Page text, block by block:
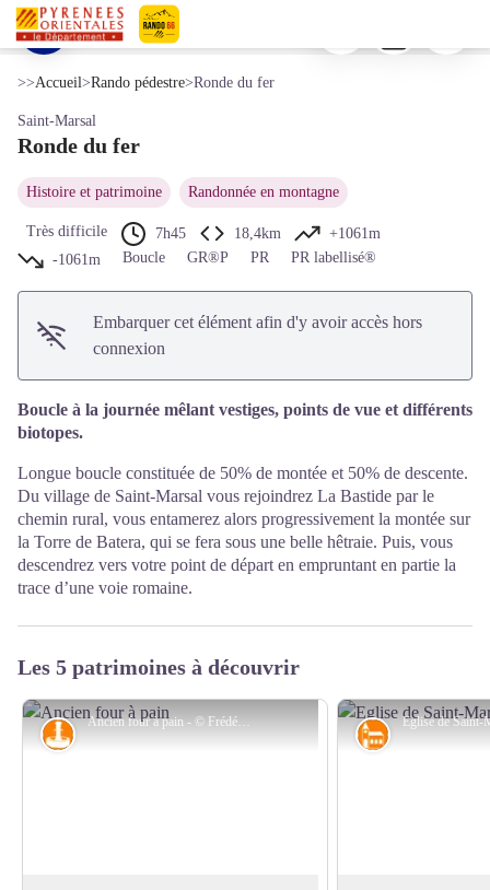
Pyrénées-Orientales Le Département
Ronde du fer
Voir l'image en plein écran
>>Accueil>Rando pédestre>Ronde du fer
Saint-Marsal
Ronde du fer
Histoire et patrimoine Randonnée en montagne
Très difficile 7h45 18,4km
+1061m
-1061m
Boucle GR®P PR PR labellisé®
Embarquer cet élément afin d'y avoir accès hors
connexion
Boucle à la journée mêlant vestiges, points de vue et différents
biotopes.
Longue boucle constituée de 50% de montée et 50% de descente.
Du village de Saint-Marsal vous rejoindrez La Bastide par le
chemin rural, vous entamerez alors progressivement la montée sur
la Torre de Batera, qui se fera sous une belle hêtraie. Puis, vous
descendrez vers votre point de départ en empruntant en partie la
trace d’une voie romaine.
Les 5 patrimoines à découvrir
Ancien four à pain - © Frédéric Maler - CC Haut Vallespir
Petit patrimoine Patrimoine